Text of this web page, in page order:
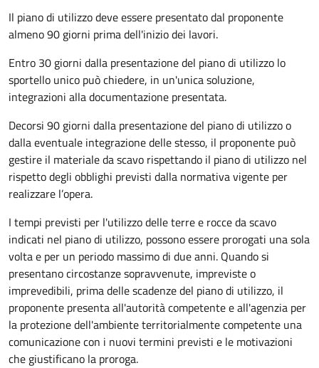
Il piano di utilizzo deve essere presentato dal proponente
almeno 90 giorni prima dell'inizio dei lavori.
Entro 30 giorni dalla presentazione del piano di utilizzo lo
sportello unico può chiedere, in un'unica soluzione,
integrazioni alla documentazione presentata.
Decorsi 90 giorni dalla presentazione del piano di utilizzo o
dalla eventuale integrazione delle stesso, il proponente può
gestire il materiale da scavo rispettando il piano di utilizzo nel
rispetto degli obblighi previsti dalla normativa vigente per
realizzare l’opera.
I tempi previsti per l'utilizzo delle terre e rocce da scavo
indicati nel piano di utilizzo, possono essere prorogati una sola
volta e per un periodo massimo di due anni. Quando si
presentano circostanze sopravvenute, impreviste o
imprevedibili, prima delle scadenze del piano di utilizzo, il
proponente presenta all'autorità competente e all'agenzia per
la protezione dell'ambiente territorialmente competente una
comunicazione con i nuovi termini previsti e le motivazioni
che giustificano la proroga.